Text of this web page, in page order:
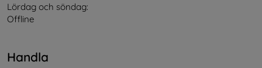
Lördag och söndag:
Offline
Handla